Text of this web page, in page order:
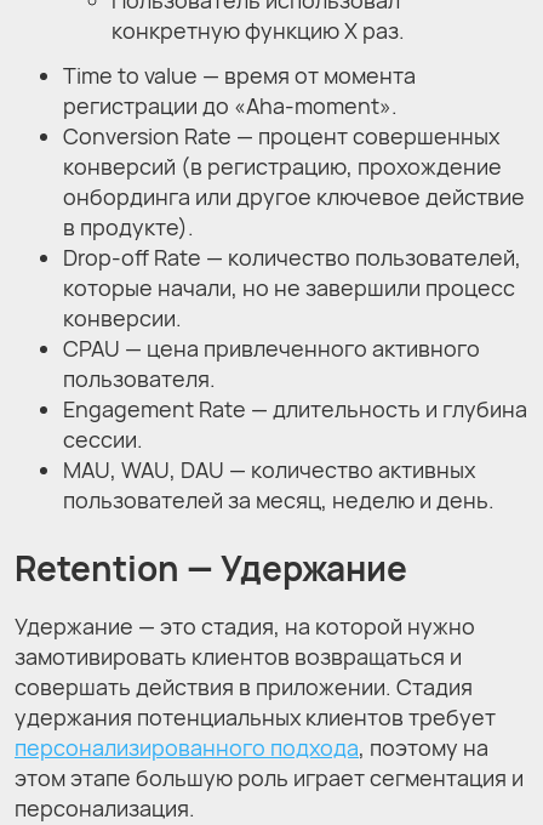
конкретную функцию Х раз.
Time to value — время от момента
регистрации до «Aha-moment».
Conversion Rate — процент совершенных
конверсий (в регистрацию, прохождение
онбординга или другое ключевое действие
в продукте).
Drop-off Rate — количество пользователей,
которые начали, но не завершили процесс
конверсии.
CPAU — цена привлеченного активного
пользователя.
Engagement Rate — длительность и глубина
сессии.
MAU, WAU, DAU — количество активных
пользователей за месяц, неделю и день.
Retention — Удержание
Удержание — это стадия, на которой нужно
замотивировать клиентов возвращаться и
совершать действия в приложении. Стадия
удержания потенциальных клиентов требует
персонализированного подхода, поэтому на
этом этапе большую роль играет сегментация и
персонализация.